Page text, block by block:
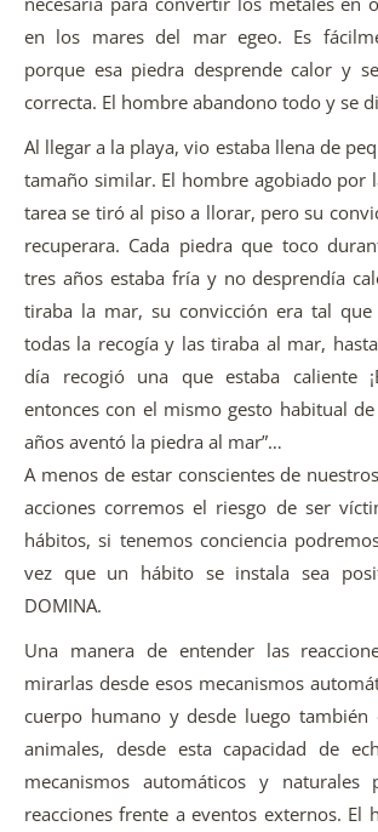
en los mares del mar egeo. Es
porque esa piedra desprende calor y
correcta. El hombre abandono todo y se
Al llegar a la playa, vio estaba llena de
tamaño similar. El hombre agobiado por
tarea se tiró al piso a llorar, pero su
recuperara. Cada piedra que toco
tres años estaba fría y no desprendía
tiraba la mar, su convicción era tal que
todas la recogía y las tiraba al mar,
día recogió una que estaba caliente
entonces con el mismo gesto habitual
años aventó la piedra al mar”…
A menos de estar conscientes de
acciones corremos el riesgo de ser
hábitos, si tenemos conciencia
vez que un hábito se instala sea
DOMINA.
Una manera de entender las
mirarlas desde esos mecanismos
cuerpo humano y desde luego
animales, desde esta capacidad de
mecanismos automáticos y naturales
reacciones frente a eventos externos. El